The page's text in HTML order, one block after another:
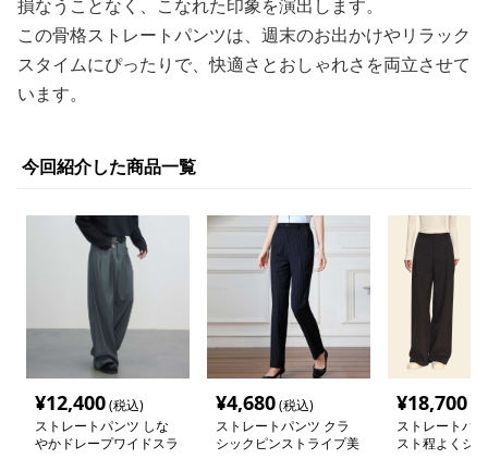
損なうことなく、こなれた印象を演出します。
この骨格ストレートパンツは、週末のお出かけやリラック
スタイムにぴったりで、快適さとおしゃれさを両立させて
います。
今回紹介した商品一覧
¥12,400(税込)
ストレートパンツ しな
やかドレープワイドスラ
¥4,680(税込)
ストレートパンツ クラ
シックピンストライプ美
¥18,700
ストレートパ
スト程よくシ